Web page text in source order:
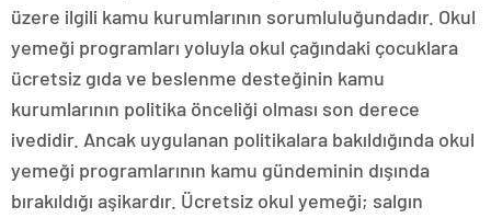
üzere ilgili kamu kurumlarının sorumluluğundadır. Okul
yemeği programları yoluyla okul çağındaki çocuklara
ücretsiz gıda ve beslenme desteğinin kamu
kurumlarının politika önceliği olması son derece
ivedidir. Ancak uygulanan politikalara bakıldığında okul
yemeği programlarının kamu gündeminin dışında
bırakıldığı aşikardır. Ücretsiz okul yemeği; salgın